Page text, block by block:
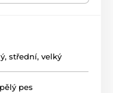
psy všech
, střední, velký
pes